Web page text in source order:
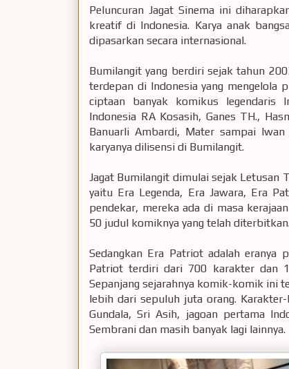
Peluncuran Jagat Sinema ini
kreatif di Indonesia. Karya anak
dipasarkan secara internasional.
Bumilangit yang berdiri sejak tahun
terdepan di Indonesia yang
ciptaan banyak komikus legendaris
Indonesia RA Kosasih, Ganes TH.,
Banuarli Ambardi, Mater sampai
karyanya dilisensi di Bumilangit.
Jagat Bumilangit dimulai sejak Letusan
yaitu Era Legenda, Era Jawara, Era
pendekar, mereka ada di masa
50 judul komiknya yang telah
Sedangkan Era Patriot adalah eranya
Patriot terdiri dari 700 karakter dan
Sepanjang sejarahnya komik-komik ini
lebih dari sepuluh juta orang.
Gundala, Sri Asih, jagoan pertama
Sembrani dan masih banyak lagi lainnya.